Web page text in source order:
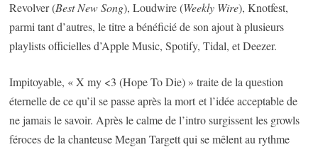
Revolver (Best New Song), Loudwire (Weekly Wire), Knotfest,
parmi tant d’autres, le titre a bénéficié de son ajout à plusieurs
playlists officielles d’Apple Music, Spotify, Tidal, et Deezer.
Impitoyable, « X my <3 (Hope To Die) » traite de la question
éternelle de ce qu’il se passe après la mort et l’idée acceptable de
ne jamais le savoir. Après le calme de l’intro surgissent les growls
féroces de la chanteuse Megan Targett qui se mêlent au rythme